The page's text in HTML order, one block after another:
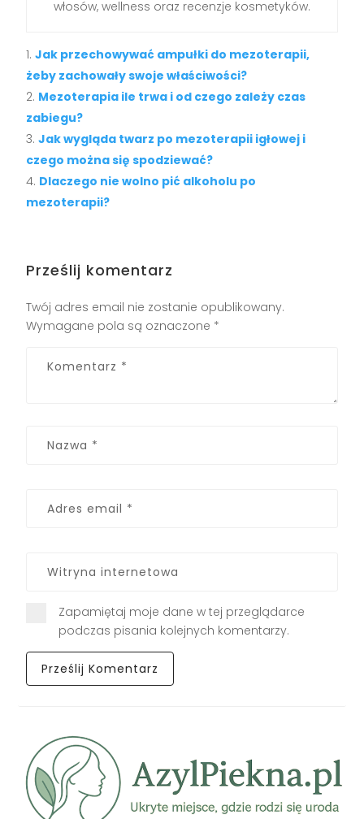
włosów, wellness oraz recenzje kosmetyków.
Jak przechowywać ampułki do mezoterapii,
żeby zachowały swoje właściwości?
Mezoterapia ile trwa i od czego zależy czas
zabiegu?
Jak wygląda twarz po mezoterapii igłowej i
czego można się spodziewać?
Dlaczego nie wolno pić alkoholu po
mezoterapii?
Prześlij komentarz
Twój adres email nie zostanie opublikowany.
Wymagane pola są oznaczone *
Zapamiętaj moje dane w tej przeglądarce
podczas pisania kolejnych komentarzy.